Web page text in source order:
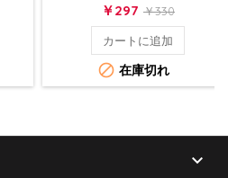
価
格
￥297 ベ
ー
ス
価
￥330
カートに追加
 在庫切れ
